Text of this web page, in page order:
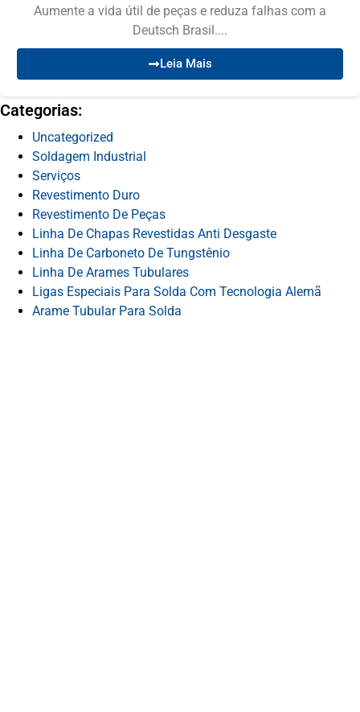
Aumente a vida útil de peças e reduza falhas com a
Deutsch Brasil....
Leia Mais
Categorias:
Uncategorized
Soldagem Industrial
Serviços
Revestimento Duro
Revestimento De Peças
Linha De Chapas Revestidas Anti Desgaste
Linha De Carboneto De Tungstênio
Linha De Arames Tubulares
Ligas Especiais Para Solda Com Tecnologia Alemã
Arame Tubular Para Solda